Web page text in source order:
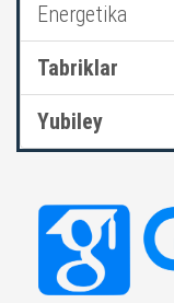
Energetika
Tabriklar
Yubiley